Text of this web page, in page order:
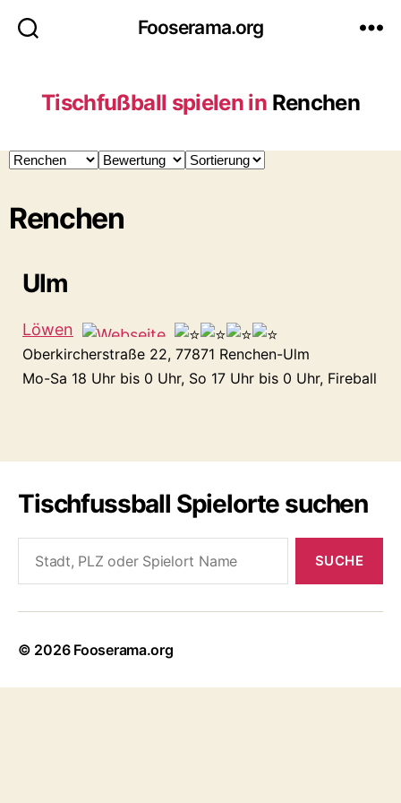
Fooserama.org
Tischfußball spielen in Renchen
Renchen
Ulm
Löwen
Oberkircherstraße 22, 77871 Renchen-Ulm
Mo-Sa 18 Uhr bis 0 Uhr, So 17 Uhr bis 0 Uhr, Fireball
Tischfussball Spielorte suchen
© 2026 Fooserama.org